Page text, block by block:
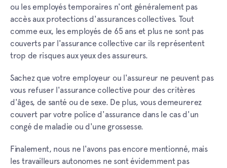
ou les employés temporaires n'ont généralement pas
accès aux protections d'assurances collectives. Tout
comme eux, les employés de 65 ans et plus ne sont pas
couverts par l'assurance collective car ils représentent
trop de risques aux yeux des assureurs.
Sachez que votre employeur ou l'assureur ne peuvent pas
vous refuser l'assurance collective pour des critères
d'âges, de santé ou de sexe. De plus, vous demeurerez
couvert par votre police d'assurance dans le cas d'un
congé de maladie ou d'une grossesse.
Finalement, nous ne l'avons pas encore mentionné, mais
les travailleurs autonomes ne sont évidemment pas